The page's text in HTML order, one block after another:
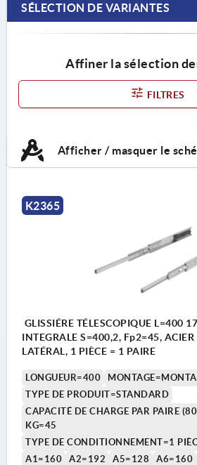
SÉLECTION DE VARIANTES
Affiner la sélection
FILTRES
Afficher / masquer le
K2365
GLISSIÉRE TÉLESCOPIQUE L=400
INTEGRALE S=400,2, Fp2=45,
LATÉRAL, 1 PIÈCE = 1 PAIRE
LONGUEUR=400
TYPE DE PRODUIT=STANDARD
CAPACITÉ DE CHARGE PAR PAIRE
KG=45
TYPE DE CONDITIONNEMENT=1
A1=160
A2=192 A5=128 A6=160